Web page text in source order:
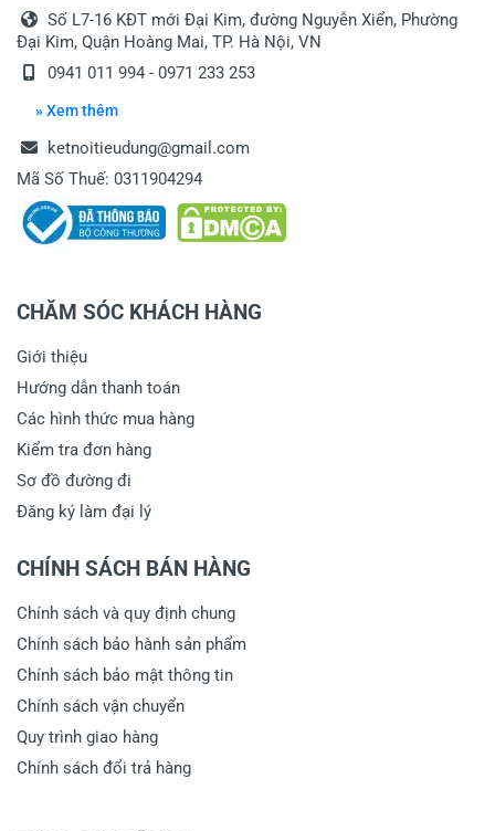
Số L7-16 KĐT mới Đại Kim, đường Nguyễn Xiển, Phường
Đại Kim, Quận Hoàng Mai, TP. Hà Nội, VN
0941 011 994 - 0971 233 253
» Xem thêm
ketnoitieudung@gmail.com
Mã Số Thuế: 0311904294
CHĂM SÓC KHÁCH HÀNG
Giới thiệu
Hướng dẫn thanh toán
Các hình thức mua hàng
Kiểm tra đơn hàng
Sơ đồ đường đi
Đăng ký làm đại lý
CHÍNH SÁCH BÁN HÀNG
Chính sách và quy định chung
Chính sách bảo hành sản phẩm
Chính sách bảo mật thông tin
Chính sách vận chuyển
Quy trình giao hàng
Chính sách đổi trả hàng